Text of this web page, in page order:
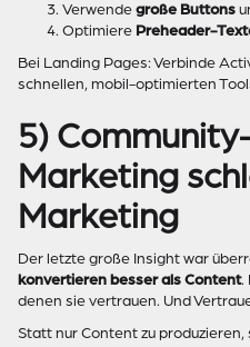
Verwende große Buttons
Optimiere Preheader-
Bei Landing Pages: Verbinde
schnellen, mobil-optimierten
5)
Marketing
Marketing
Der letzte große Insight war
konvertieren besser als Content.
denen sie vertrauen. Und
Statt nur Content zu